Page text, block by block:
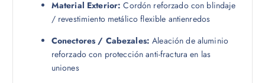
Material Exterior: Cordón reforzado con blindaje
/ revestimiento metálico flexible antienredos
Conectores / Cabezales: Aleación de aluminio
reforzado con protección anti-fractura en las
uniones